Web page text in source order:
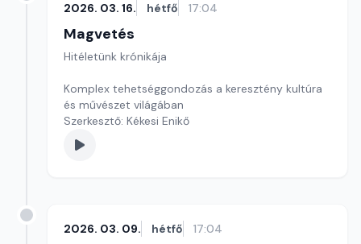
2026. 03. 16. hétfő 17:04
Magvetés
Hitéletünk krónikája
Komplex tehetséggondozás a keresztény kultúra
és művészet világában
Szerkesztő: Kékesi Enikő
2026. 03. 09. hétfő 17:04